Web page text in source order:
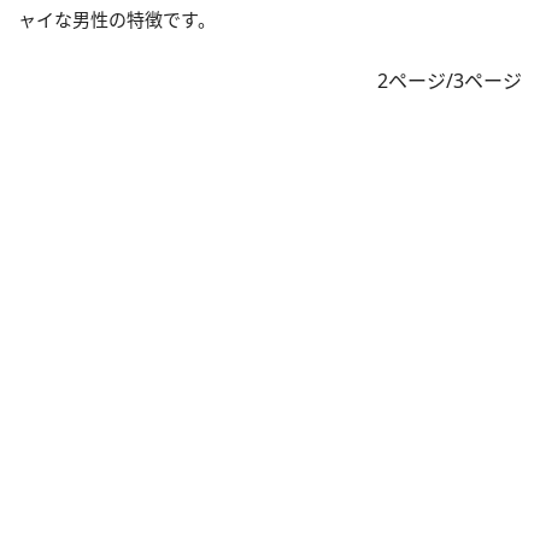
ャイな男性の特徴です。
2ページ/3ページ